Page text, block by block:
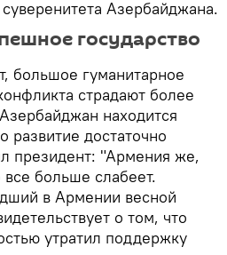
Азербайджана.
государство
большое гуманитарное
страдают более
находится
развитие достаточно
президент: "Армения же,
больше слабеет.
в Армении весной
о том, что
утратил поддержку